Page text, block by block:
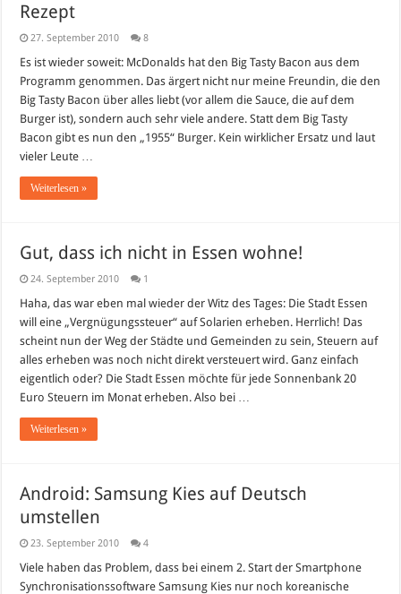
Rezept
27. September 2010 8
Es ist wieder soweit: McDonalds hat den Big Tasty Bacon aus dem
Programm genommen. Das ärgert nicht nur meine Freundin, die den
Big Tasty Bacon über alles liebt (vor allem die Sauce, die auf dem
Burger ist), sondern auch sehr viele andere. Statt dem Big Tasty
Bacon gibt es nun den „1955“ Burger. Kein wirklicher Ersatz und laut
vieler Leute …
Weiterlesen »
Gut, dass ich nicht in Essen wohne!
24. September 2010 1
Haha, das war eben mal wieder der Witz des Tages: Die Stadt Essen
will eine „Vergnügungssteuer“ auf Solarien erheben. Herrlich! Das
scheint nun der Weg der Städte und Gemeinden zu sein, Steuern auf
alles erheben was noch nicht direkt versteuert wird. Ganz einfach
eigentlich oder? Die Stadt Essen möchte für jede Sonnenbank 20
Euro Steuern im Monat erheben. Also bei …
Weiterlesen »
Android: Samsung Kies auf Deutsch
umstellen
23. September 2010 4
Viele haben das Problem, dass bei einem 2. Start der Smartphone
Synchronisationssoftware Samsung Kies nur noch koreanische